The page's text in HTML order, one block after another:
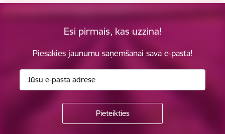
Esi pirmais, kas uzzina!
Piesakies jaunumu saņemšanai savā e-pastā!